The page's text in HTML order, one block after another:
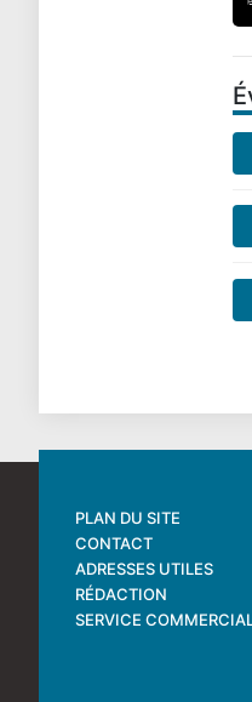
PLAN DU SITE
CONTACT
ADRESSES UTILES
RÉDACTION
SERVICE